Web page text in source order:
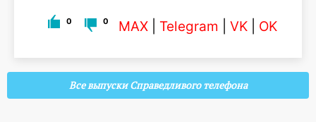
0 0 MAX Telegram VK OK
Все выпуски Справедливого телефона